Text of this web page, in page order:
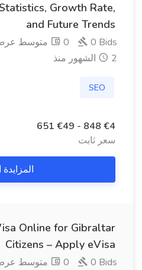
Growth Rate,
and Future Trends
0 Bids
0 متوسط ​​عرض الأسعار
2 الشهور منذ
SEO
€4 848 - €49 651
سعر ثابت
المزايدة
Online for Gibraltar
Citizens – Apply eVisa
0 Bids
0 متوسط ​​عرض الأسعار